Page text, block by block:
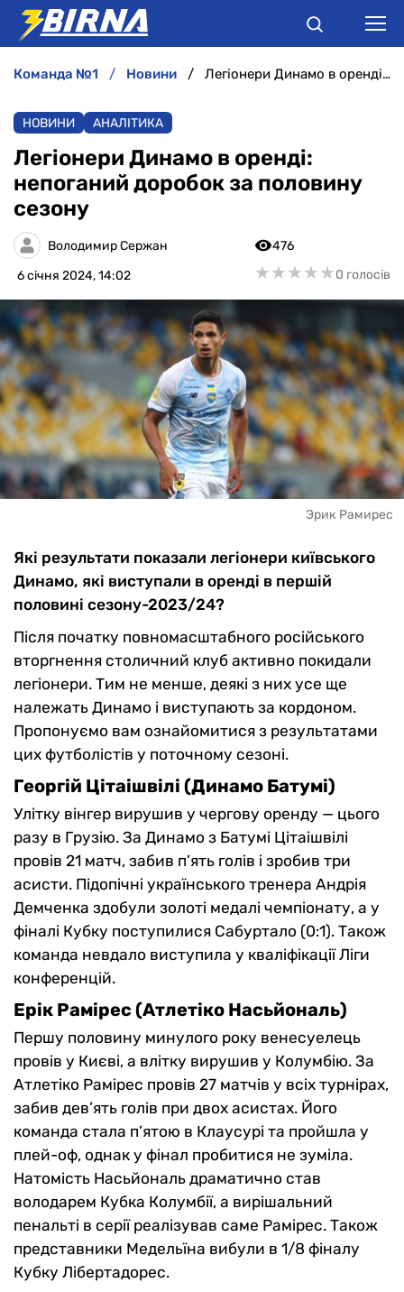
АНАЛІТИКА
ІНТЕРВ'Ю
РІЗНЕ
команда №1 новини Легіонери Динамо в оренді: непоганий доробок за половину сезону
НОВИНИ АНАЛІТИКА
Легіонери Динамо в оренді:
непоганий доробок за половину
сезону
Володимир Сержан
6 січня 2024, 14:02
476
★★★★★
★★★★★0 голосів
Эрик Рамирес
Які результати показали легіонери київського
Динамо, які виступали в оренді в першій
половині сезону-2023/24?
Після початку повномасштабного російського
вторгнення столичний клуб активно покидали
легіонери. Тим не менше, деякі з них усе ще
належать Динамо і виступають за кордоном.
Пропонуємо вам ознайомитися з результатами
цих футболістів у поточному сезоні.
Георгій Цітаішвілі (Динамо Батумі)
Улітку вінгер вирушив у чергову оренду — цього
разу в Грузію. За Динамо з Батумі Цітаішвілі
провів 21 матч, забив п’ять голів і зробив три
асисти. Підопічні українського тренера Андрія
Демченка здобули золоті медалі чемпіонату, а у
фіналі Кубку поступилися Сабуртало (0:1). Також
команда невдало виступила у кваліфікації Ліги
конференцій.
Ерік Рамірес (Атлетіко Насьйональ)
Першу половину минулого року венесуелець
провів у Києві, а влітку вирушив у Колумбію. За
Атлетіко Рамірес провів 27 матчів у всіх турнірах,
забив дев’ять голів при двох асистах. Його
команда стала п’ятою в Клаусурі та пройшла у
плей-оф, однак у фінал пробитися не зуміла.
Натомість Насьйональ драматично став
володарем Кубка Колумбії, а вирішальний
пенальті в серії реалізував саме Рамірес. Також
представники Медельїна вибули в 1/8 фіналу
Кубку Лібертадорес.